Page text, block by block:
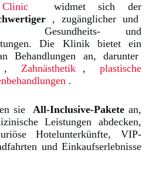
widmet sich der
, zugänglicher und
Gesundheits- und
Die Klinik bietet ein
Behandlungen an, darunter
, Zahnästhetik , plastische
.
sieAll-Inclusive-Pakete an,
Leistungen abdecken,
Hotelunterkünfte, VIP-
und Einkaufserlebnisse